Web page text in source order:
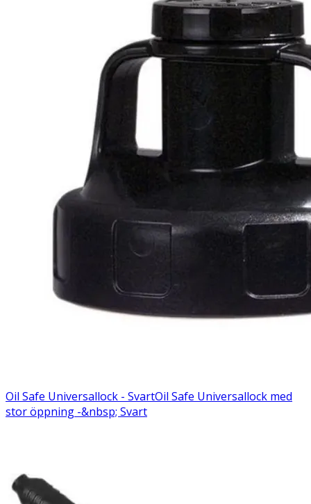
Oil Safe Universallock - SvartOil Safe Universallock med
stor öppning -&nbsp; Svart